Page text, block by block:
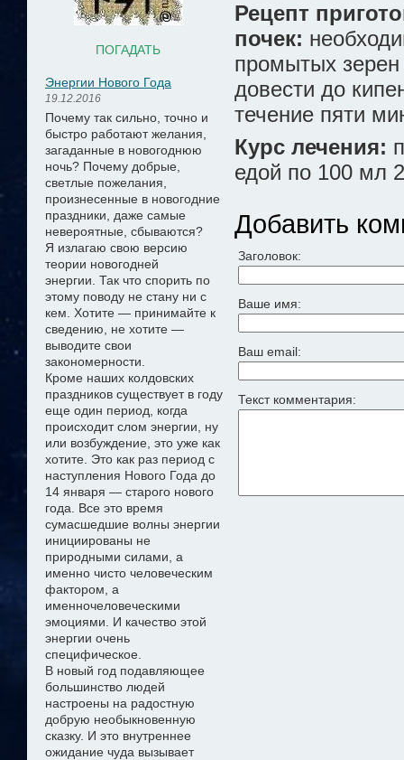
ПОГАДАТЬ
Энергии Нового Года
19.12.2016
Почему так сильно, точно и
быстро работают желания,
загаданные в новогоднюю
ночь? Почему добрые,
светлые пожелания,
произнесенные в новогодние
праздники, даже самые
невероятные, сбываются?
Я излагаю свою версию
теории новогодней
энергии. Так что спорить по
этому поводу не стану ни с
кем. Хотите — принимайте к
сведению, не хотите —
выводите свои
закономерности.
Кроме наших колдовских
праздников существует в году
еще один период, когда
происходит слом энергии, ну
или возбуждение, это уже как
хотите. Это как раз период с
наступления Нового Года до
14 января — старого нового
года. Все это время
сумасшедшие волны энергии
инициированы не
природными силами, а
именно чисто человеческим
фактором, а
именночеловеческими
эмоциями. И качество этой
энергии очень
специфическое.
В новый год подавляющее
большинство людей
настроены на радостную
добрую необыкновенную
сказку. И это внутреннее
ожидание чуда вызывает
Рецепт
почек:
промытых
довести до
течение пяти
Курс лечения:
едой по 100 мл
Добавить
Заголовок:
Ваше имя:
Ваш email:
Текст комментария: